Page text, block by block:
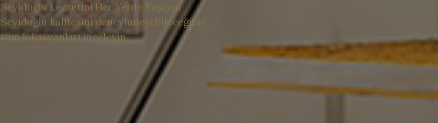
Seyidoğlu Lezzetini Her Yerde Yaşayın
Seyidoğlu kalitesini deneyimleyebileceğiniz
tüm lokasyonları inceleyin.